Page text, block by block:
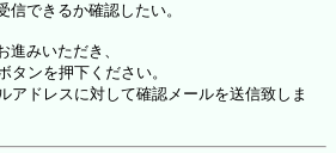
信できるか確認したい。
進みいただき、
タンを押下ください。
アドレスに対して確認メールを送信致しま